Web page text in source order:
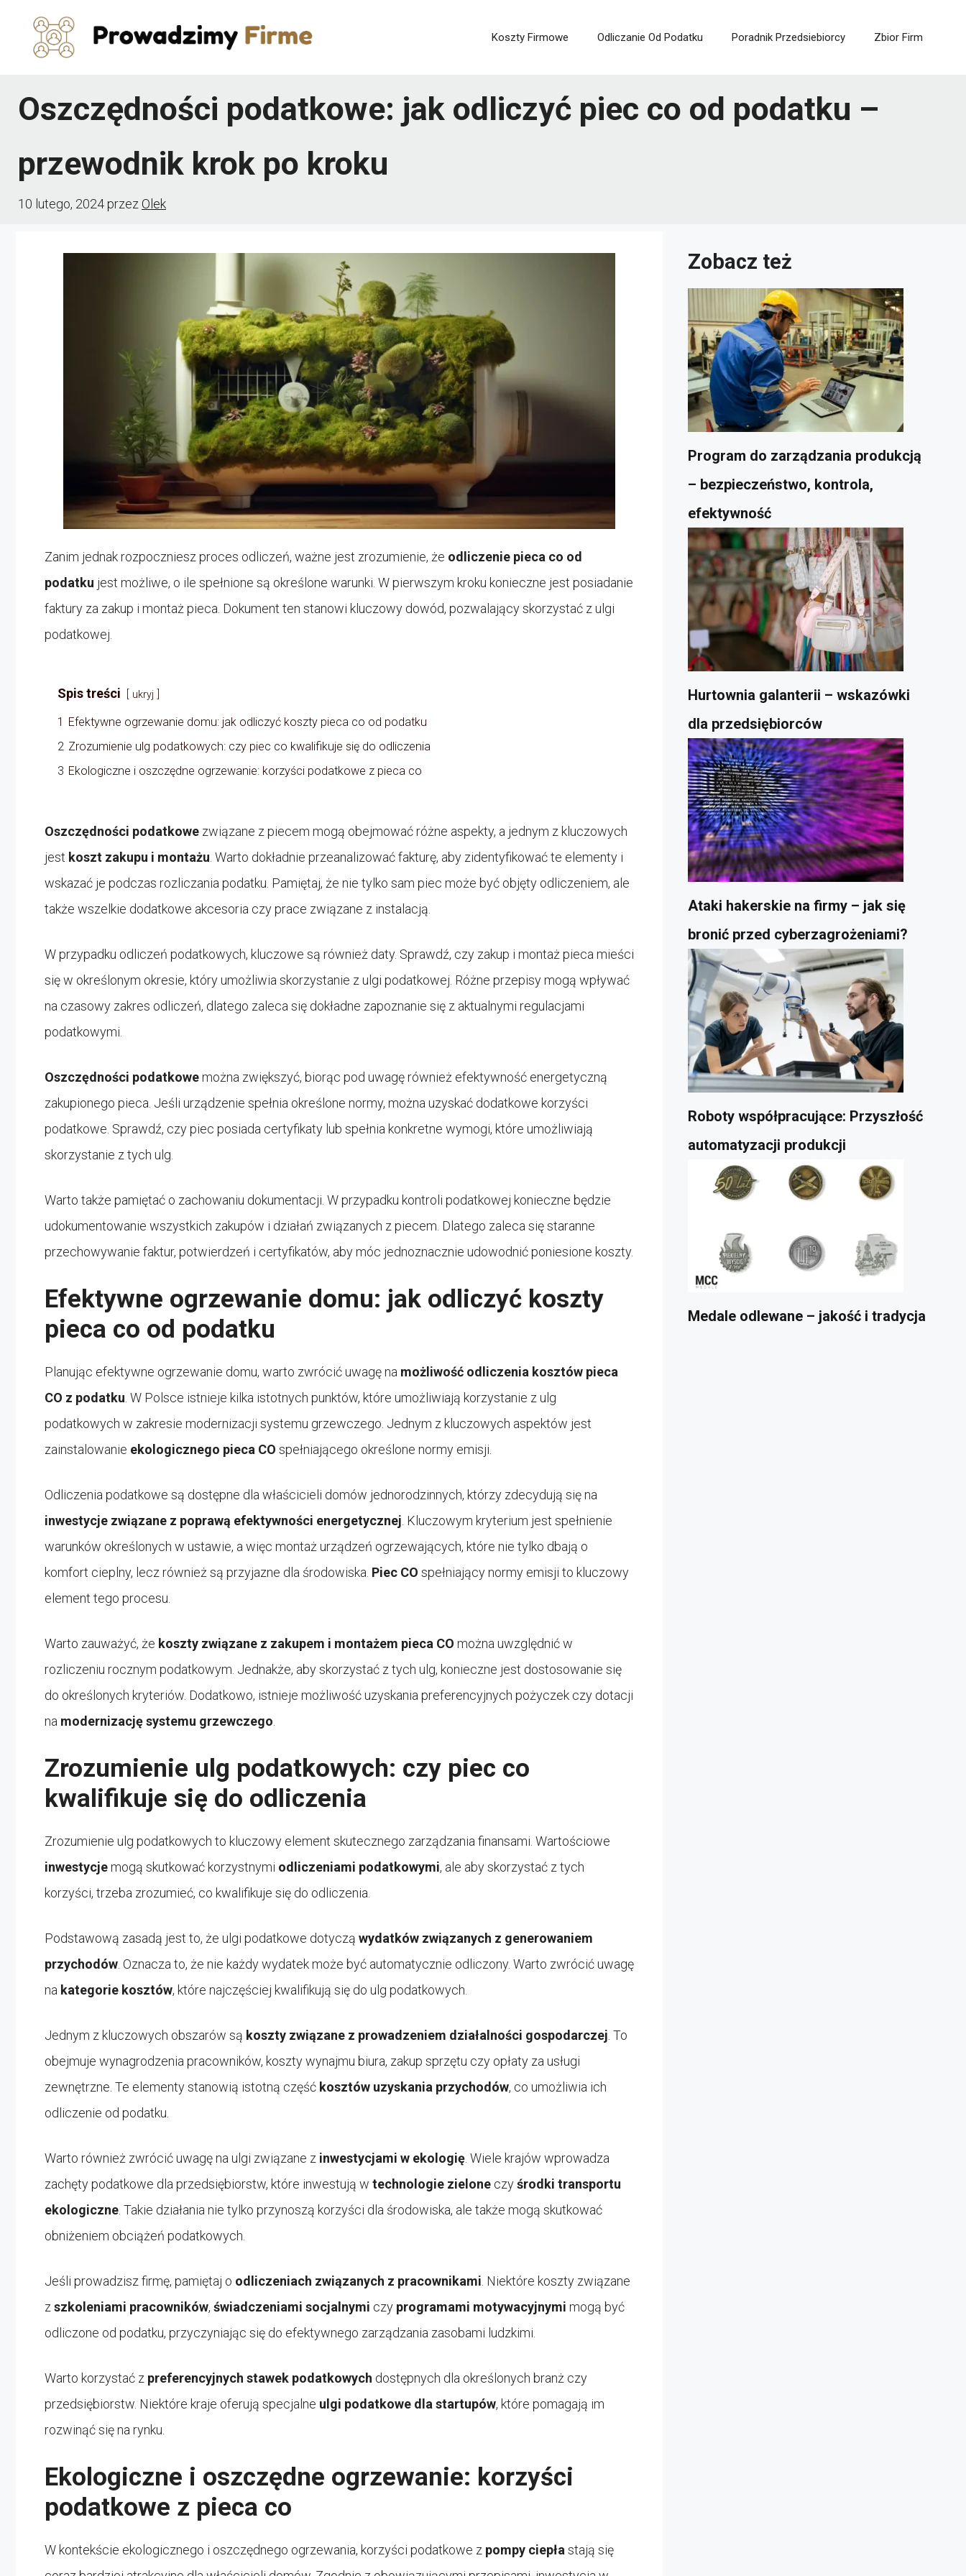
Koszty Firmowe Odliczanie Od Podatku Poradnik Przedsiebiorcy Zbior Firm
Oszczędności podatkowe: jak odliczyć piec co od podatku –
przewodnik krok po kroku
10 lutego, 2024przez Olek
Zanim jednak rozpoczniesz proces odliczeń, ważne jest zrozumienie, że odliczenie pieca co od
podatku jest możliwe, o ile spełnione są określone warunki. W pierwszym kroku konieczne jest posiadanie
faktury za zakup i montaż pieca. Dokument ten stanowi kluczowy dowód, pozwalający skorzystać z ulgi
podatkowej.
Spis treści ukryj
1
Efektywne ogrzewanie domu: jak odliczyć koszty pieca co od podatku
2 Zrozumienie ulg podatkowych: czy piec co kwalifikuje się do odliczenia
3 Ekologiczne i oszczędne ogrzewanie: korzyści podatkowe z pieca co
Oszczędności podatkowe związane z piecem mogą obejmować różne aspekty, a jednym z kluczowych
jest koszt zakupu i montażu. Warto dokładnie przeanalizować fakturę, aby zidentyfikować te elementy i
wskazać je podczas rozliczania podatku. Pamiętaj, że nie tylko sam piec może być objęty odliczeniem, ale
także wszelkie dodatkowe akcesoria czy prace związane z instalacją.
W przypadku odliczeń podatkowych, kluczowe są również daty. Sprawdź, czy zakup i montaż pieca mieści
się w określonym okresie, który umożliwia skorzystanie z ulgi podatkowej. Różne przepisy mogą wpływać
na czasowy zakres odliczeń, dlatego zaleca się dokładne zapoznanie się z aktualnymi regulacjami
podatkowymi.
Oszczędności podatkowemożna zwiększyć, biorąc pod uwagę również efektywność energetyczną
zakupionego pieca. Jeśli urządzenie spełnia określone normy, można uzyskać dodatkowe korzyści
podatkowe. Sprawdź, czy piec posiada certyfikaty lub spełnia konkretne wymogi, które umożliwiają
skorzystanie z tych ulg.
Warto także pamiętać o zachowaniu dokumentacji. W przypadku kontroli podatkowej konieczne będzie
udokumentowanie wszystkich zakupów i działań związanych z piecem. Dlatego zaleca się staranne
przechowywanie faktur, potwierdzeń i certyfikatów, aby móc jednoznacznie udowodnić poniesione koszty.
Efektywne ogrzewanie domu: jak odliczyć koszty
pieca co od podatku
Planując efektywne ogrzewanie domu, warto zwrócić uwagę na możliwość odliczenia kosztów pieca
CO z podatku. W Polsce istnieje kilka istotnych punktów, które umożliwiają korzystanie z ulg
podatkowych w zakresie modernizacji systemu grzewczego. Jednym z kluczowych aspektów jest
zainstalowanie ekologicznego pieca CO spełniającego określone normy emisji.
Odliczenia podatkowe są dostępne dla właścicieli domów jednorodzinnych, którzy zdecydują się na
inwestycje związane z poprawą efektywności energetycznej. Kluczowym kryterium jest spełnienie
warunków określonych w ustawie, a więc montaż urządzeń ogrzewających, które nie tylko dbają o
komfort cieplny, lecz również są przyjazne dla środowiska. Piec CO spełniający normy emisji to kluczowy
element tego procesu.
Warto zauważyć, że koszty związane z zakupem i montażem pieca CO można uwzględnić w
rozliczeniu rocznym podatkowym. Jednakże, aby skorzystać z tych ulg, konieczne jest dostosowanie się
do określonych kryteriów. Dodatkowo, istnieje możliwość uzyskania preferencyjnych pożyczek czy dotacji
na modernizację systemu grzewczego.
Zrozumienie ulg podatkowych: czy piec co
kwalifikuje się do odliczenia
Zrozumienie ulg podatkowych to kluczowy element skutecznego zarządzania finansami. Wartościowe
inwestycjemogą skutkować korzystnymi odliczeniami podatkowymi, ale aby skorzystać z tych
korzyści, trzeba zrozumieć, co kwalifikuje się do odliczenia.
Podstawową zasadą jest to, że ulgi podatkowe dotyczą wydatków związanych z generowaniem
przychodów. Oznacza to, że nie każdy wydatek może być automatycznie odliczony. Warto zwrócić uwagę
na kategorie kosztów, które najczęściej kwalifikują się do ulg podatkowych.
Jednym z kluczowych obszarów są koszty związane z prowadzeniem działalności gospodarczej. To
obejmuje wynagrodzenia pracowników, koszty wynajmu biura, zakup sprzętu czy opłaty za usługi
zewnętrzne. Te elementy stanowią istotną część kosztów uzyskania przychodów, co umożliwia ich
odliczenie od podatku.
Warto również zwrócić uwagę na ulgi związane z inwestycjami w ekologię. Wiele krajów wprowadza
zachęty podatkowe dla przedsiębiorstw, które inwestują w technologie zielone czyśrodki transportu
ekologiczne. Takie działania nie tylko przynoszą korzyści dla środowiska, ale także mogą skutkować
obniżeniem obciążeń podatkowych.
Jeśli prowadzisz firmę, pamiętaj o odliczeniach związanych z pracownikami. Niektóre koszty związane
zszkoleniami pracowników, świadczeniami socjalnymi czy programami motywacyjnymi mogą być
odliczone od podatku, przyczyniając się do efektywnego zarządzania zasobami ludzkimi.
Warto korzystać z preferencyjnych stawek podatkowych dostępnych dla określonych branż czy
przedsiębiorstw. Niektóre kraje oferują specjalne ulgi podatkowe dla startupów, które pomagają im
rozwinąć się na rynku.
Ekologiczne i oszczędne ogrzewanie: korzyści
podatkowe z pieca co
W kontekście ekologicznego i oszczędnego ogrzewania, korzyści podatkowe z pompy ciepłastają się
Zobacz też
Program do zarządzania produkcją
– bezpieczeństwo, kontrola,
efektywność
Hurtownia galanterii – wskazówki
dla przedsiębiorców
Ataki hakerskie na firmy – jak się
bronić przed cyberzagrożeniami?
Roboty współpracujące: Przyszłość
automatyzacji produkcji
Medale odlewane – jakość i tradycja